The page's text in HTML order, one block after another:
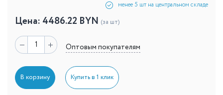
менее 5 шт на центральном складе
Цена: 4486.22 BYN (за шт)
Оптовым покупателям
В корзину Купить в 1 клик